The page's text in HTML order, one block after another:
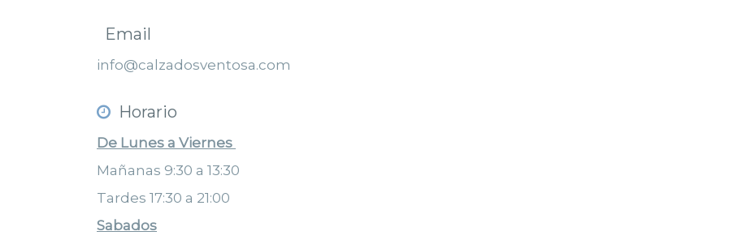
Email
info@calzadosventosa.com
Horario
De Lunes a Viernes
Mañanas 9:30 a 13:30
Tardes 17:30 a 21:00
Sabados